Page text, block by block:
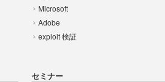
Microsoft
Adobe
exploit 検証
セミナー